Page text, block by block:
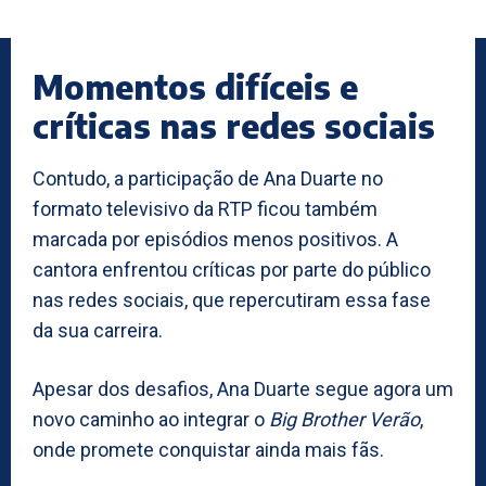
Momentos difíceis e
críticas nas redes sociais
Contudo, a participação de Ana Duarte no
formato televisivo da RTP ficou também
marcada por episódios menos positivos. A
cantora enfrentou críticas por parte do público
nas redes sociais, que repercutiram essa fase
da sua carreira.
Apesar dos desafios, Ana Duarte segue agora um
novo caminho ao integrar o Big Brother Verão,
onde promete conquistar ainda mais fãs.